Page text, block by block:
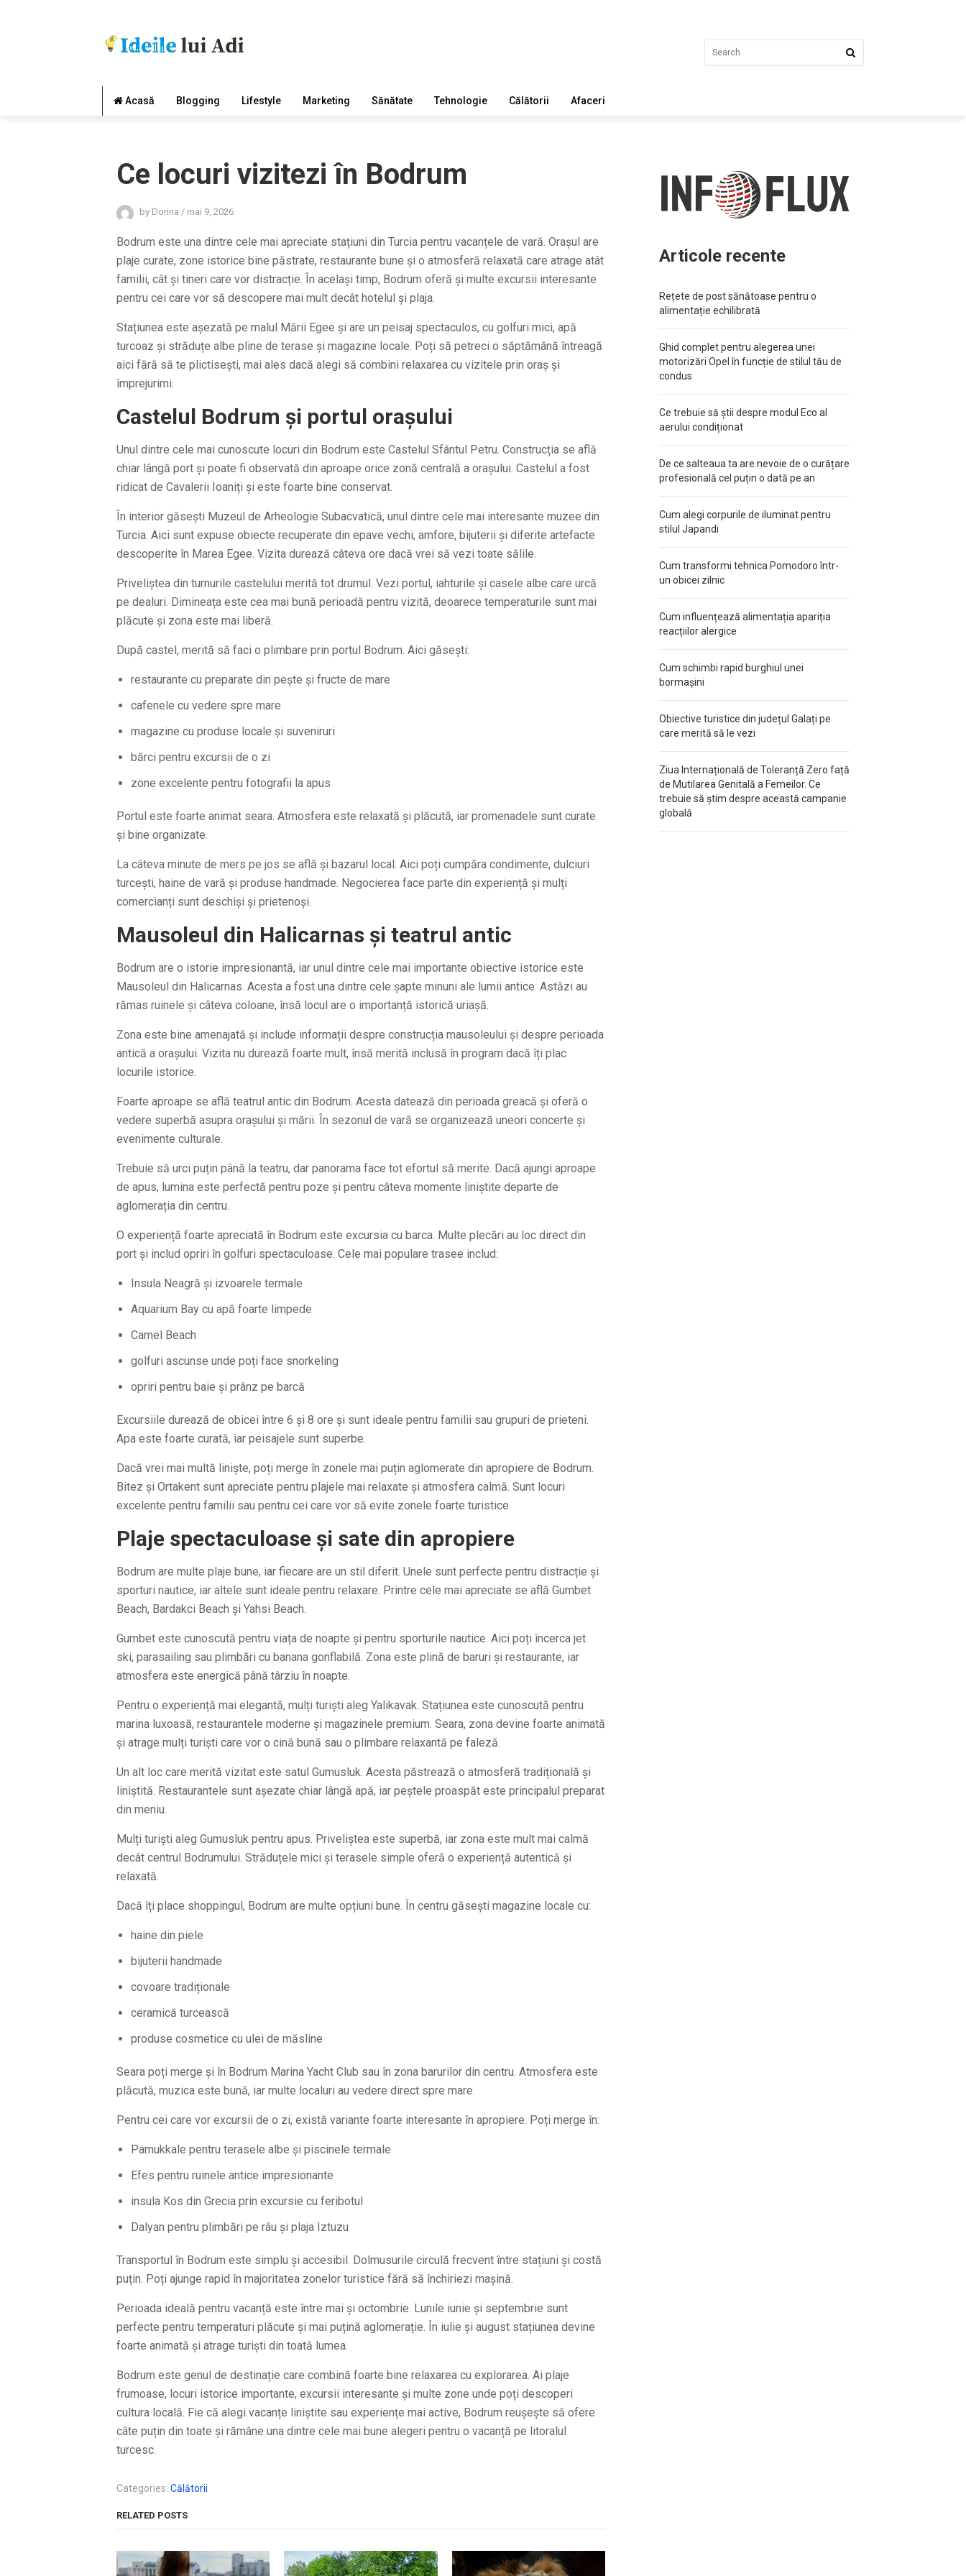
Acasă Blogging Lifestyle Marketing Sănătate Tehnologie Călătorii Afaceri
Ce locuri vizitezi în Bodrum
by Dorina / mai 9, 2026
Bodrum este una dintre cele mai apreciate stațiuni din Turcia pentru vacanțele de vară. Orașul are
plaje curate, zone istorice bine păstrate, restaurante bune și o atmosferă relaxată care atrage atât
familii, cât și tineri care vor distracție. În același timp, Bodrum oferă și multe excursii interesante
pentru cei care vor să descopere mai mult decât hotelul și plaja.
Stațiunea este așezată pe malul Mării Egee și are un peisaj spectaculos, cu golfuri mici, apă
turcoaz și străduțe albe pline de terase și magazine locale. Poți să petreci o săptămână întreagă
aici fără să te plictisești, mai ales dacă alegi să combini relaxarea cu vizitele prin oraș și
împrejurimi.
Castelul Bodrum și portul orașului
Unul dintre cele mai cunoscute locuri din Bodrum este Castelul Sfântul Petru. Construcția se află
chiar lângă port și poate fi observată din aproape orice zonă centrală a orașului. Castelul a fost
ridicat de Cavalerii Ioaniți și este foarte bine conservat.
În interior găsești Muzeul de Arheologie Subacvatică, unul dintre cele mai interesante muzee din
Turcia. Aici sunt expuse obiecte recuperate din epave vechi, amfore, bijuterii și diferite artefacte
descoperite în Marea Egee. Vizita durează câteva ore dacă vrei să vezi toate sălile.
Priveliștea din turnurile castelului merită tot drumul. Vezi portul, iahturile și casele albe care urcă
pe dealuri. Dimineața este cea mai bună perioadă pentru vizită, deoarece temperaturile sunt mai
plăcute și zona este mai liberă.
După castel, merită să faci o plimbare prin portul Bodrum. Aici găsești:
restaurante cu preparate din pește și fructe de mare
cafenele cu vedere spre mare
magazine cu produse locale și suveniruri
bărci pentru excursii de o zi
zone excelente pentru fotografii la apus
Portul este foarte animat seara. Atmosfera este relaxată și plăcută, iar promenadele sunt curate
și bine organizate.
La câteva minute de mers pe jos se află și bazarul local. Aici poți cumpăra condimente, dulciuri
turcești, haine de vară și produse handmade. Negocierea face parte din experiență și mulți
comercianți sunt deschiși și prietenoși.
Mausoleul din Halicarnas și teatrul antic
Bodrum are o istorie impresionantă, iar unul dintre cele mai importante obiective istorice este
Mausoleul din Halicarnas. Acesta a fost una dintre cele șapte minuni ale lumii antice. Astăzi au
rămas ruinele și câteva coloane, însă locul are o importanță istorică uriașă.
Zona este bine amenajată și include informații despre construcția mausoleului și despre perioada
antică a orașului. Vizita nu durează foarte mult, însă merită inclusă în program dacă îți plac
locurile istorice.
Foarte aproape se află teatrul antic din Bodrum. Acesta datează din perioada greacă și oferă o
vedere superbă asupra orașului și mării. În sezonul de vară se organizează uneori concerte și
evenimente culturale.
Trebuie să urci puțin până la teatru, dar panorama face tot efortul să merite. Dacă ajungi aproape
de apus, lumina este perfectă pentru poze și pentru câteva momente liniștite departe de
aglomerația din centru.
O experiență foarte apreciată în Bodrum este excursia cu barca. Multe plecări au loc direct din
port și includ opriri în golfuri spectaculoase. Cele mai populare trasee includ:
Insula Neagră și izvoarele termale
Aquarium Bay cu apă foarte limpede
Camel Beach
golfuri ascunse unde poți face snorkeling
opriri pentru baie și prânz pe barcă
Excursiile durează de obicei între 6 și 8 ore și sunt ideale pentru familii sau grupuri de prieteni.
Apa este foarte curată, iar peisajele sunt superbe.
Dacă vrei mai multă liniște, poți merge în zonele mai puțin aglomerate din apropiere de Bodrum.
Bitez și Ortakent sunt apreciate pentru plajele mai relaxate și atmosfera calmă. Sunt locuri
excelente pentru familii sau pentru cei care vor să evite zonele foarte turistice.
Plaje spectaculoase și sate din apropiere
Bodrum are multe plaje bune, iar fiecare are un stil diferit. Unele sunt perfecte pentru distracție și
sporturi nautice, iar altele sunt ideale pentru relaxare. Printre cele mai apreciate se află Gumbet
Beach, Bardakci Beach și Yahsi Beach.
Gumbet este cunoscută pentru viața de noapte și pentru sporturile nautice. Aici poți încerca jet
ski, parasailing sau plimbări cu banana gonflabilă. Zona este plină de baruri și restaurante, iar
atmosfera este energică până târziu în noapte.
Pentru o experiență mai elegantă, mulți turiști aleg Yalikavak. Stațiunea este cunoscută pentru
marina luxoasă, restaurantele moderne și magazinele premium. Seara, zona devine foarte animată
și atrage mulți turiști care vor o cină bună sau o plimbare relaxantă pe faleză.
Un alt loc care merită vizitat este satul Gumusluk. Acesta păstrează o atmosferă tradițională și
liniștită. Restaurantele sunt așezate chiar lângă apă, iar peștele proaspăt este principalul preparat
din meniu.
Mulți turiști aleg Gumusluk pentru apus. Priveliștea este superbă, iar zona este mult mai calmă
decât centrul Bodrumului. Străduțele mici și terasele simple oferă o experiență autentică și
relaxată.
Dacă îți place shoppingul, Bodrum are multe opțiuni bune. În centru găsești magazine locale cu:
haine din piele
bijuterii handmade
covoare tradiționale
ceramică turcească
produse cosmetice cu ulei de măsline
Seara poți merge și în Bodrum Marina Yacht Club sau în zona barurilor din centru. Atmosfera este
plăcută, muzica este bună, iar multe localuri au vedere direct spre mare.
Pentru cei care vor excursii de o zi, există variante foarte interesante în apropiere. Poți merge în:
Pamukkale pentru terasele albe și piscinele termale
Efes pentru ruinele antice impresionante
insula Kos din Grecia prin excursie cu feribotul
Dalyan pentru plimbări pe râu și plaja Iztuzu
Transportul în Bodrum este simplu și accesibil. Dolmusurile circulă frecvent între stațiuni și costă
puțin. Poți ajunge rapid în majoritatea zonelor turistice fără să închiriezi mașină.
Perioada ideală pentru vacanță este între mai și octombrie. Lunile iunie și septembrie sunt
perfecte pentru temperaturi plăcute și mai puțină aglomerație. În iulie și august stațiunea devine
foarte animată și atrage turiști din toată lumea.
Bodrum este genul de destinație care combină foarte bine relaxarea cu explorarea. Ai plaje
frumoase, locuri istorice importante, excursii interesante și multe zone unde poți descoperi
cultura locală. Fie că alegi vacanțe liniștite sau experiențe mai active, Bodrum reușește să ofere
câte puțin din toate și rămâne una dintre cele mai bune alegeri pentru o vacanță pe litoralul
turcesc.
Categories: Călătorii
RELATED POSTS
Articole recente
Rețete de post sănătoase pentru o
alimentație echilibrată
Ghid complet pentru alegerea unei
motorizări Opel în funcție de stilul tău de
condus
Ce trebuie să știi despre modul Eco al
aerului condiționat
De ce salteaua ta are nevoie de o curățare
profesională cel puțin o dată pe an
Cum alegi corpurile de iluminat pentru
stilul Japandi
Cum transformi tehnica Pomodoro într-
un obicei zilnic
Cum influențează alimentația apariția
reacțiilor alergice
Cum schimbi rapid burghiul unei
bormașini
Obiective turistice din județul Galați pe
care merită să le vezi
Ziua Internațională de Toleranță Zero față
de Mutilarea Genitală a Femeilor. Ce
trebuie să știm despre această campanie
globală